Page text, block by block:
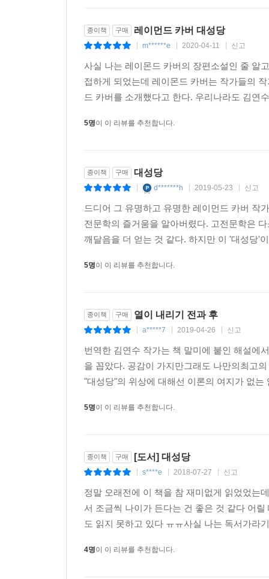
종이책 구매 레이먼드 카버 대성당
m******e 2020-04-11 신고
사실 나는 레이몬드 카버의 장편소설인 줄 알
접하게 되었는데 레이몬드 카버는 작가들의
드 카버를 소개했다고 한다. 우리나라도 김연
5명이 이 리뷰를 추천합니다.
종이책 구매 대성당
d*******h 2019-05-23 신고
드디어 그 유명하고 유명한 레이먼드 카버 작
전문학의 즐거움을 알아버렸다. 고전문학은
깨달음을 더 얻는 것 같다. 하지만 이 '대성당'
5명이 이 리뷰를 추천합니다.
종이책 구매 열이 내리기 전과 후
a*****7 2019-04-26 신고
번역한 김연수 작가는 책 말미에 붙인 해설에
을 꼽았다. 공감이 가지만그래도 나만의최고
"대성당"의 위상에 대해선 이론의 여지가 없
5명이 이 리뷰를 추천합니다.
종이책 구매 [도서] 대성당
s****e 2018-07-27 신고
정말 오래전에 이 책을 참 재미없게 읽었었는
서 조금씩 나이가 든다는 건 좋은 것 같다 어
도 읽지 못하고 있다 ㅠㅠ사실 나는 독서가라
4명이 이 리뷰를 추천합니다.